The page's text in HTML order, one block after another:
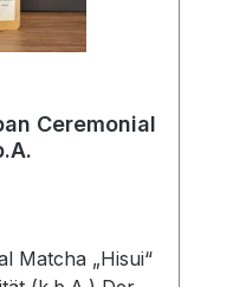
Ceremonial
Matcha „Hisui“